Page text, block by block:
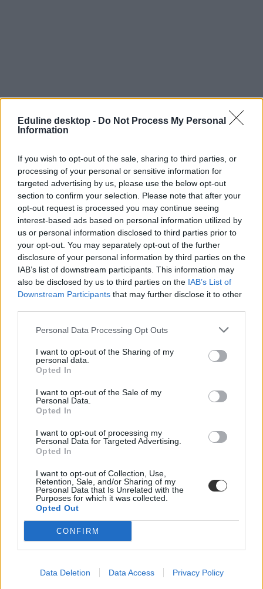
Eduline desktop - Do Not Process My Personal
Information
If you wish to opt-out of the sale, sharing to third parties, or
processing of your personal or sensitive information for
targeted advertising by us, please use the below opt-out
section to confirm your selection. Please note that after your
opt-out request is processed you may continue seeing
interest-based ads based on personal information utilized by
us or personal information disclosed to third parties prior to
your opt-out. You may separately opt-out of the further
disclosure of your personal information by third parties on the
IAB’s list of downstream participants. This information may
also be disclosed by us to third parties on the IAB’s List of
Downstream Participants that may further disclose it to other
Personal Data Processing Opt Outs
I want to opt-out of the Sharing of my
personal data.
Opted In
I want to opt-out of the Sale of my
Personal Data.
Opted In
I want to opt-out of processing my
Personal Data for Targeted Advertising.
Opted In
I want to opt-out of Collection, Use,
Retention, Sale, and/or Sharing of my
Personal Data that Is Unrelated with the
Purposes for which it was collected.
Opted Out
CONFIRM
Data Deletion Data Access Privacy Policy